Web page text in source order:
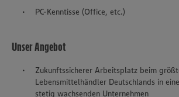
PC-Kenntisse (Office, etc.)
Unser Angebot
Zukunftssicherer Arbeitsplatz beim
Lebensmittelhändler Deutschlands in
stetig wachsenden Unternehmen